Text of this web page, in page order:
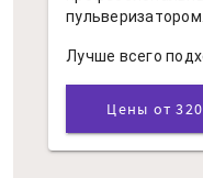
пульверизатором.
Лучше всего
Цены